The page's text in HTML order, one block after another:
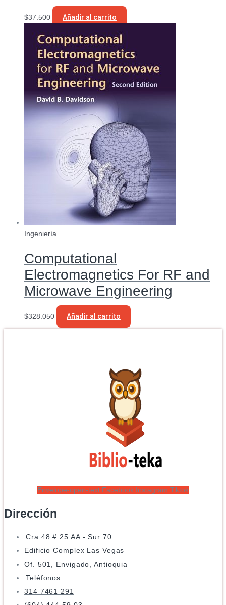
$37.500 Añadir al carrito
Ingeniería
Computational
Electromagnetics For RF and
Microwave Engineering
$328.050 Añadir al carrito
Envelope-open-text Facebook Instagram Tiktok
Dirección
Cra 48 # 25 AA - Sur 70
Edificio Complex Las Vegas
Of. 501, Envigado, Antioquia
Teléfonos
314 7461 291